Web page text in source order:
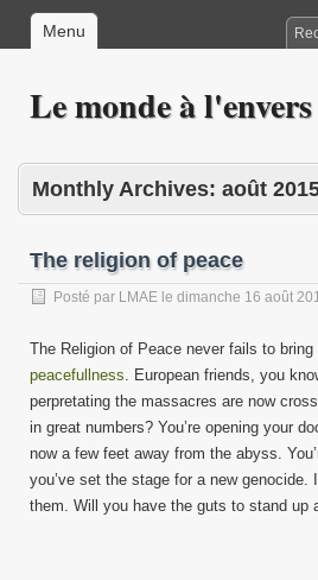
Menu
Le monde à l'envers
Monthly Archives: août
The religion of peace
Posté par LMAE le dimanche 16 août
The Religion of Peace never fails to bring
peacefullness. European friends, you
perpretating the massacres are now
in great numbers? You’re opening your
now a few feet away from the abyss.
you’ve set the stage for a new
them. Will you have the guts to stand up